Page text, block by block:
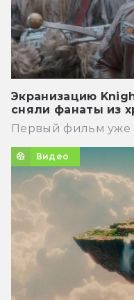
Экранизацию
сняли фанаты из
Первый фильм уже
Видео